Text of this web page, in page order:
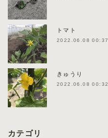
トマト
2022.06.08 00:37
きゅうり
2022.06.08 00:32
カテゴリ